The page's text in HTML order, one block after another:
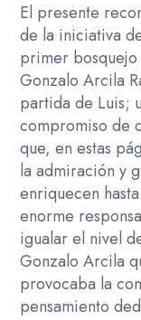
cantidad
El presente
de la iniciativa
primer
Gonzalo Arcila
partida de Luis;
compromiso de
que, en estas
la admiración y
enriquecen
enorme
igualar el nivel
Gonzalo Arcila
provocaba la
pensamiento